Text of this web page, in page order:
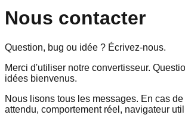
Nous contacter
Question, bug ou idée ? Écrivez-nous.
Merci d'utiliser notre convertisseur.
idées bienvenus.
Nous lisons tous les messages. En cas
attendu, comportement réel, navigateur